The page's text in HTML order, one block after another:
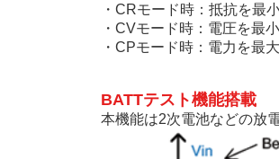
・CRモード時：抵抗を最
・CVモード時：電圧を最
・CPモード時：電力を最
BATTテスト機能搭載
本機能は2次電池などの放